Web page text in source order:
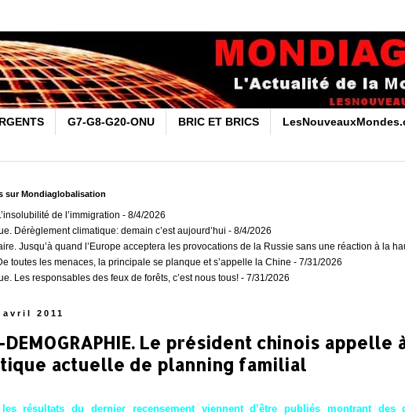
G7-G8-G20-ONU BRIC ET BRICS
sur Mondiaglobalisation
de l’immigration - 8/4/2026
Dérèglement climatique: demain c’est aujourd’hui - 8/4/2026
Jusqu’à quand l’Europe acceptera les provocations de la Russie sans une réaction à la
toutes les menaces, la principale se planque et s’appelle la Chine - 7/31/2026
Les responsables des feux de forêts, c’est nous tous! - 7/31/2026
2011
DEMOGRAPHIE. Le président chinois
actuelle de planning familial
résultats du dernier recensement viennent d’être publiés montrant des